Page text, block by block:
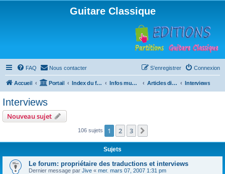
Guitare Classique
FAQ Nous contacter Connexion
S’enregistrer
Accueil Portail Index du forum Infos musicales Articles divers Interviews
Interviews
Nouveau sujet
106 sujets 1 2 3
Sujets
Le forum: propriétaire des traductions et interviews
Dernier message par Jive « mer. mars 07, 2007 1:31 pm